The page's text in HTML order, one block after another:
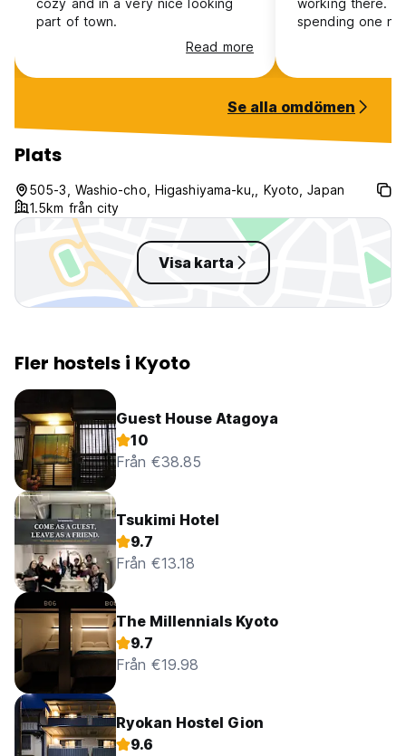
cozy and in a very nice looking
part of town.
Read more
working there. i
spending one
Se alla omdömen
Plats
505-3, Washio-cho, Higashiyama-ku,, Kyoto, Japan
1.5km från city
Visa karta
Fler hostels i Kyoto
Guest House Atagoya
10
Från €38.85
Tsukimi Hotel
9.7
Från €13.18
The Millennials Kyoto
9.7
Från €19.98
Ryokan Hostel Gion
9.6